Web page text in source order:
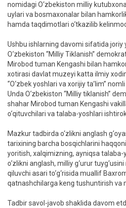
nomidagi O‘zbekiston milliy
uylari va bosmaxonalar bilan
hamda taqdimotlari o‘tkazilib
Ushbu ishlarning davomi sifatida joriy
O‘zbekiston “Milliy Tiklanish”
Mirobod tuman Kengashi bilan
xotirasi davlat muzeyi katta ilmiy
“O‘zbek yoshlari va xorijiy ta’lim”
Unda O‘zbekiston “Milliy tiklanish”
shahar Mirobod tuman Kengashi
o‘qituvchilari va talaba-yoshlari
Mazkur tadbirda o‘zlikni anglash
tarixining barcha bosqichlarini
yoritish, xalqimizning, ayniqsa
o‘zlikni anglash, milliy g‘urur
qiluvchi asari to‘g‘risida muallif
qatnashchilarga keng tushuntirish va
Tadbir savol-javob shaklida davom